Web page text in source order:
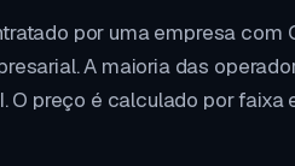
por uma empresa com
A maioria das
O preço é calculado por faixa